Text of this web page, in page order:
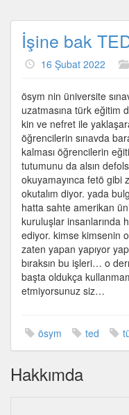
İşine bak
16 Şubat 2022
ösym nin üniversite
uzatmasına türk eğitim
kin ve nefret ile
öğrencilerin sınavda
kalması öğrencilerin
tutumunu da alsın
okuyamayınca fetö gibi
okutalım diyor. yada
hatta sahte amerikan
kuruluşlar insanlarında
ediyor. kimse kimsenin
zaten yapan yapıyor
bıraksın bu işleri… o
başta oldukça
etmiyorsunuz siz…
ösym ted
Hakkımda